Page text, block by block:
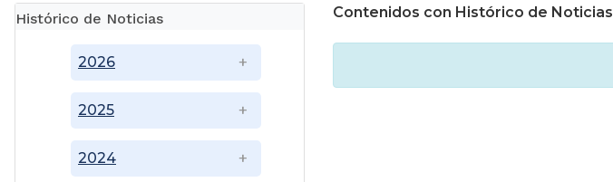
Histórico de Noticias
2024
2025
2026
Contenidos con Histórico de Noticias